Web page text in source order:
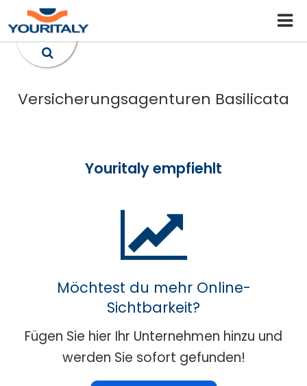
Versicherungsagenturen Basilicata
Youritaly empfiehlt
Möchtest du mehr Online-
Sichtbarkeit?
Fügen Sie hier Ihr Unternehmen hinzu und
werden Sie sofort gefunden!